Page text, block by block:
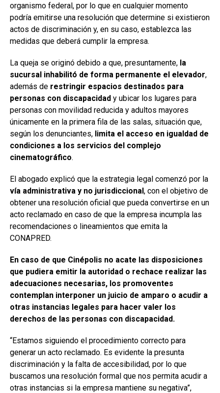
organismo federal, por lo que en cualquier momento
podría emitirse una resolución que determine si existieron
actos de discriminación y, en su caso, establezca las
medidas que deberá cumplir la empresa.
La queja se originó debido a que, presuntamente, la
sucursal inhabilitó de forma permanente el elevador,
además de restringir espacios destinados para
personas con discapacidad y ubicar los lugares para
personas con movilidad reducida y adultos mayores
únicamente en la primera fila de las salas, situación que,
según los denunciantes, limita el acceso en igualdad de
condiciones a los servicios del complejo
cinematográfico.
El abogado explicó que la estrategia legal comenzó por la
vía administrativa y no jurisdiccional, con el objetivo de
obtener una resolución oficial que pueda convertirse en un
acto reclamado en caso de que la empresa incumpla las
recomendaciones o lineamientos que emita la
CONAPRED.
En caso de que Cinépolis no acate las disposiciones
que pudiera emitir la autoridad o rechace realizar las
adecuaciones necesarias, los promoventes
contemplan interponer un juicio de amparo o acudir a
otras instancias legales para hacer valer los
derechos de las personas con discapacidad.
“Estamos siguiendo el procedimiento correcto para
generar un acto reclamado. Es evidente la presunta
discriminación y la falta de accesibilidad, por lo que
buscamos una resolución formal que nos permita acudir a
otras instancias si la empresa mantiene su negativa”,